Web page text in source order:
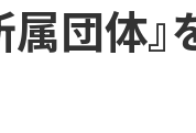
団体』